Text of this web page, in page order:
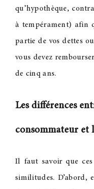
qu’hypothèque,
à tempérament) afin
partie de vos dettes
vous devez
de cinq ans.
Les différences
consommateur et
Il faut savoir que ces
similitudes. D’abord,